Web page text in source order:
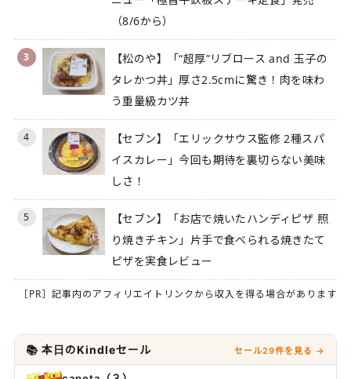
（8/6から）
3
【松のや】「“超厚”リブロース and 玉子の
タレかつ丼」厚さ2.5cmに驚き！肉を味わ
う重量級カツ丼
4
【セブン】「エリックサウス監修 2種スパ
イスカレー」今回も期待を裏切らない美味
しさ！
5
【セブン】「お店で焼いたハンディピザ 照
り焼きチキン」片手で食べられる焼きたて
ピザを実食レビュー
［PR］記事内のアフィリエイトリンクから収入を得る場合があります
📚 本日のKindleセール セール29件を見る →